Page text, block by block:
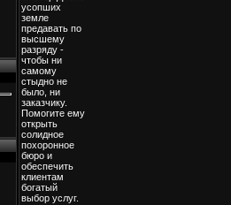
усопших
земле
предавать по
высшему
разряду -
чтобы ни
самому
стыдно не
было, ни
заказчику.
Помогите ему
открыть
солидное
похоронное
бюро и
обеспечить
клиентам
богатый
выбор услуг.